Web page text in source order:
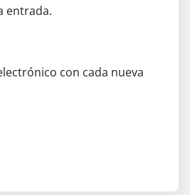
entrada.
con cada nueva